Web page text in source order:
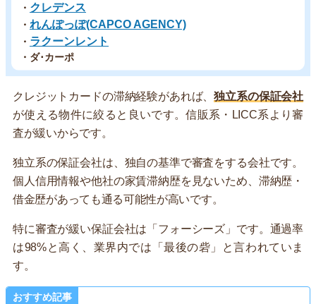
・ クレデンス
・ れんぽっぽ(CAPCO AGENCY)
・ ラクーンレント
・ダ･カーポ
クレジットカードの滞納経験があれば、独立系の保証会社
が使える物件に絞ると良いです。信販系・LICC系より審
査が緩いからです。
独立系の保証会社は、独自の基準で審査をする会社です。
個人信用情報や他社の家賃滞納歴を見ないため、滞納歴・
借金歴があっても通る可能性が高いです。
特に審査が緩い保証会社は「フォーシーズ」です。通過率
は98%と高く、業界内では「最後の砦」と言われていま
す。
おすすめ記事